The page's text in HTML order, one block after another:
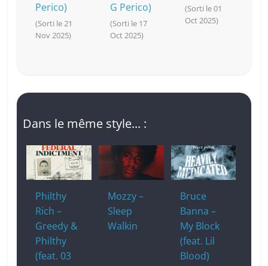
Perico)
(Sorti le 21
Nov 2025)
G Perico)
(Sorti le 17
Oct 2025)
(Sorti le 01
Oct 2025)
Dans le même style... :
Philthy
Rich –
Greedy &
Philthy
(feat. 03
Mozzy –
Sleep
Walkin
Bruce
Banna –
My Block
(feat. Lil
Blood)